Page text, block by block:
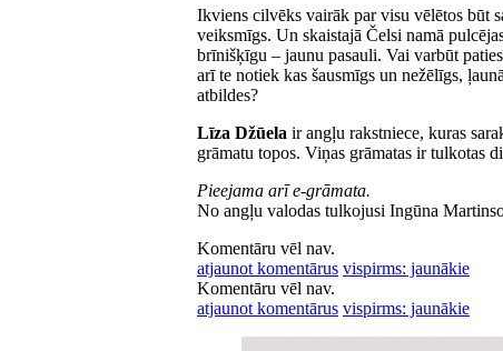
Ikviens cilvēks vairāk par visu vēlētos būt
veiksmīgs. Un skaistajā Čelsi namā
brīnišķīgu – jaunu pasauli. Vai varbūt
arī te notiek kas šausmīgs un nežēlīgs,
atbildes?
Līza Džūela ir angļu rakstniece, kuras
grāmatu topos. Viņas grāmatas ir tulkotas
Pieejama arī e-grāmata.
No angļu valodas tulkojusi Ingūna
Komentāru vēl nav.
atjaunot komentārus vispirms: jaunākie
Komentāru vēl nav.
atjaunot komentārus vispirms: jaunākie